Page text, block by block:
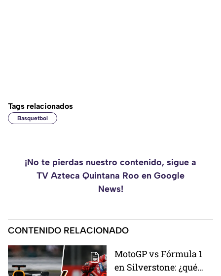
Tags relacionados
Basquetbol
¡No te pierdas nuestro contenido, sigue a
TV Azteca Quintana Roo en Google
News!
CONTENIDO RELACIONADO
MotoGP vs Fórmula 1
en Silverstone: ¿qué